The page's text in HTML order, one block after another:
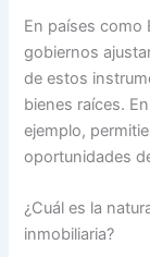
En países como
gobiernos
de estos
bienes raíces.
ejemplo,
oportunidades
¿Cuál es la
inmobiliaria?